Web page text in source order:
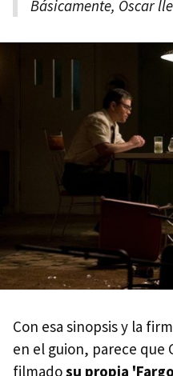
Básicamente, Oscar
Con esa sinopsis y la
en el guion, parece que
filmadosu propia